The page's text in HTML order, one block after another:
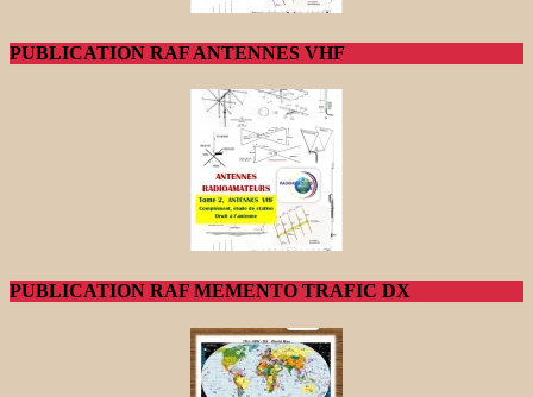
PUBLICATION RAF ANTENNES VHF
PUBLICATION RAF MEMENTO TRAFIC DX